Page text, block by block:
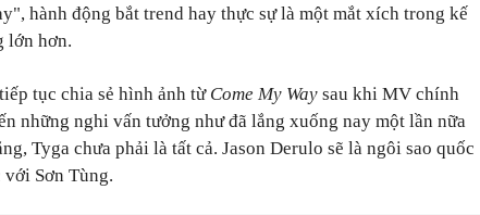
hành động bắt trend hay thực sự là một mắt xích trong kế
lớn hơn.
tục chia sẻ hình ảnh từ Come My Way sau khi MV chính
những nghi vấn tưởng như đã lắng xuống nay một lần nữa
Tyga chưa phải là tất cả. Jason Derulo sẽ là ngôi sao quốc
Sơn Tùng.